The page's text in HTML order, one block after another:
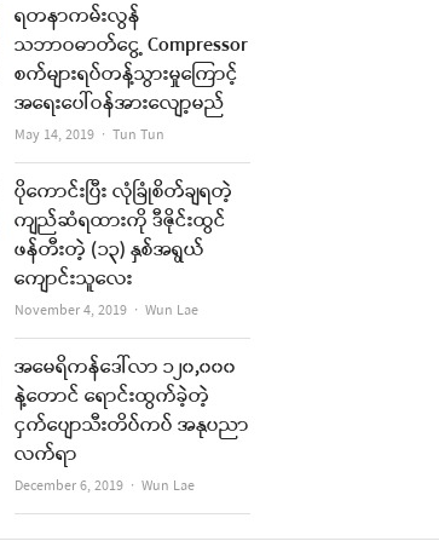
ရတနာကမ်းလွန်
သဘာဝဓာတ်ငွေ့ Compressor
စက်များရပ်တန့်သွားမှုကြောင့်
အရေးပေါ်ဝန်အားလျော့မည်
May 14, 2019 Author
Tun Tun
ပိုကောင်းပြီး လုံခြုံစိတ်ချရတဲ့
ကျည်ဆံရထားကို ဒီဇိုင်းထွင်
ဖန်တီးတဲ့ (၁၃) နှစ်အရွယ်
ကျောင်းသူလေး
November 4, 2019 Author
Wun Lae
အမေရိကန်ဒေါ်လာ ၁၂၀,၀၀၀
နဲ့တောင် ရောင်းထွက်ခဲ့တဲ့
ငှက်ပျောသီးတိပ်ကပ် အနုပညာ
လက်ရာ
December 6, 2019 Author
Wun Lae